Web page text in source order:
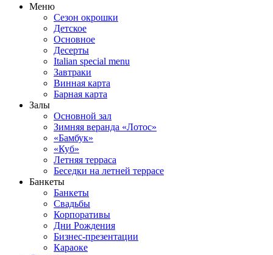
Меню
Сезон окрошки
Детское
Основное
Десерты
Italian special menu
Завтраки
Винная карта
Барная карта
Залы
Основной зал
Зимняя веранда «Лотос»
«Бамбук»
«Куб»
Летняя терраса
Беседки на летней террасе
Банкеты
Банкеты
Свадьбы
Корпоративы
Дни Рождения
Бизнес-презентации
Караоке